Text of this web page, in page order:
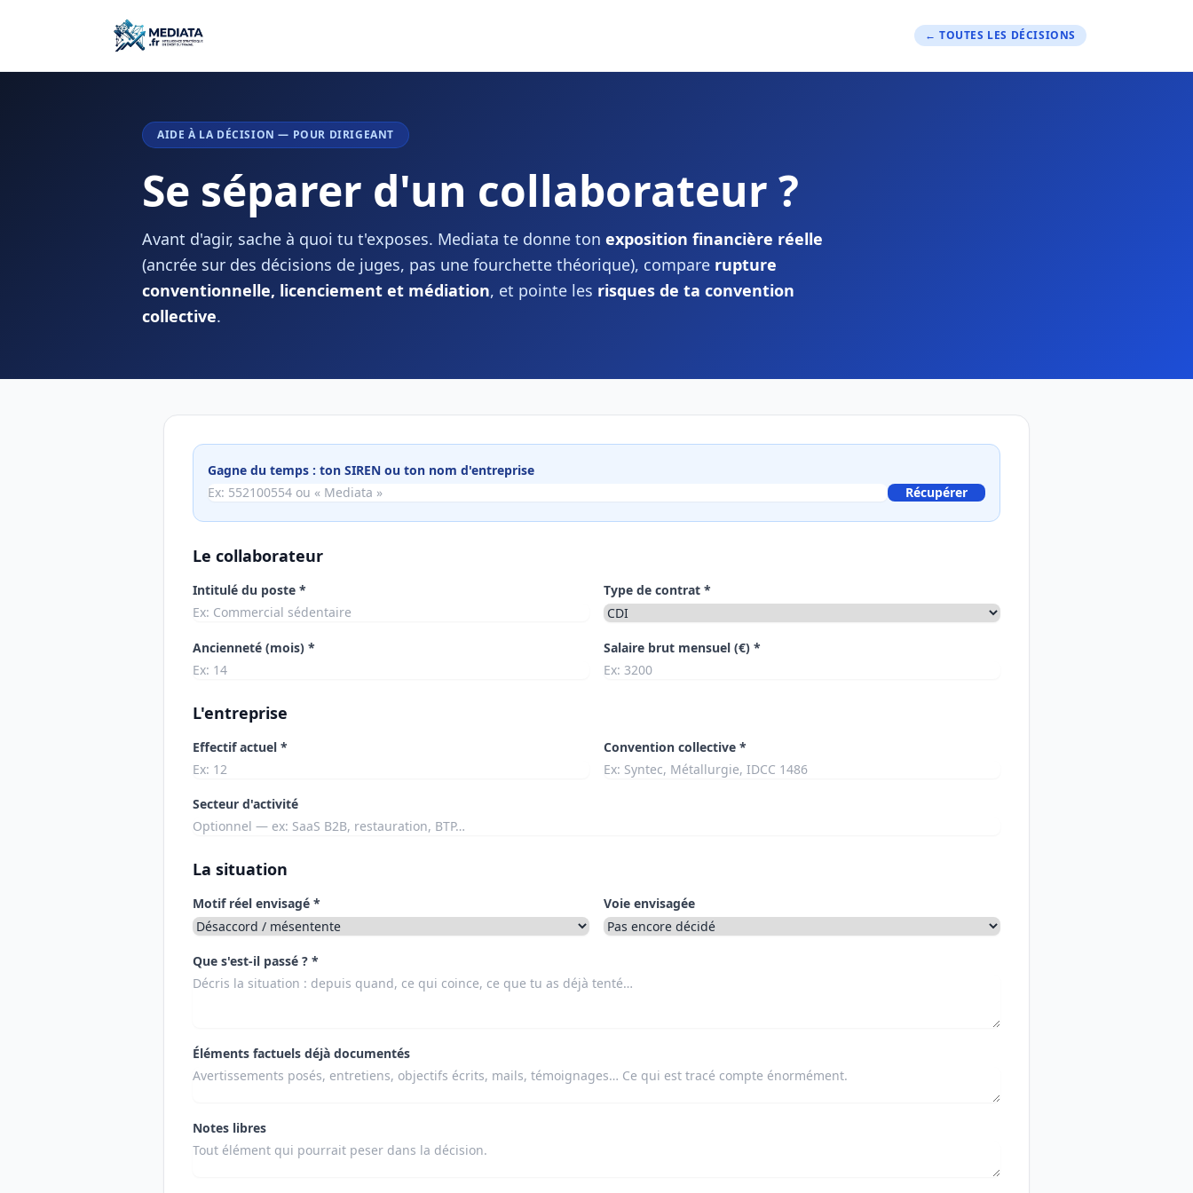
← TOUTES LES DÉCISIONS
AIDE À LA DÉCISION — POUR DIRIGEANT
Se séparer d'un collaborateur ?
Avant d'agir, sache à quoi tu t'exposes. Mediata te donne ton exposition financière réelle
(ancrée sur des décisions de juges, pas une fourchette théorique), compare rupture
conventionnelle, licenciement et médiation, et pointe les risques de ta convention
collective.
Gagne du temps : ton SIREN ou ton nom d'entreprise
Récupérer
Le collaborateur
Intitulé du poste * Type de contrat *
Ancienneté (mois) * Salaire brut mensuel (€) *
L'entreprise
Effectif actuel * Convention collective *
Secteur d'activité
La situation
Motif réel envisagé * Voie envisagée
Que s'est-il passé ? *
Éléments factuels déjà documentés
Notes libres